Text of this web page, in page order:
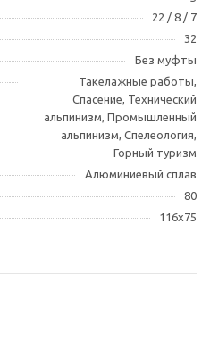
22 / 8 / 7
32
Без муфты
Такелажные работы,
Спасение, Технический
альпинизм, Промышленный
альпинизм, Спелеология,
Горный туризм
Алюминиевый сплав
80
116х75